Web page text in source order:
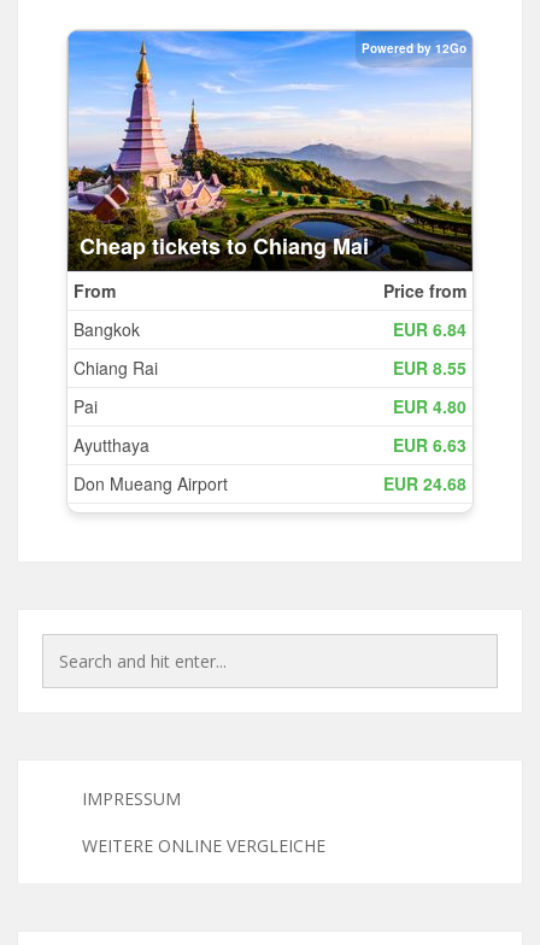
IMPRESSUM
WEITERE ONLINE VERGLEICHE